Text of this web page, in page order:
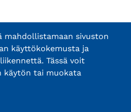
mahdollistamaan sivuston
käyttökokemusta ja
Tässä voit
käytön tai muokata